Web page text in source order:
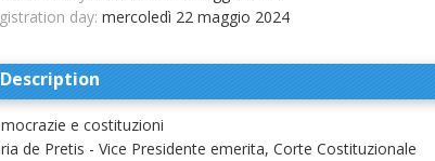
day: mercoledì 22 maggio 2024
Description
e costituzioni
de Pretis - Vice Presidente emerita, Corte Costituzionale